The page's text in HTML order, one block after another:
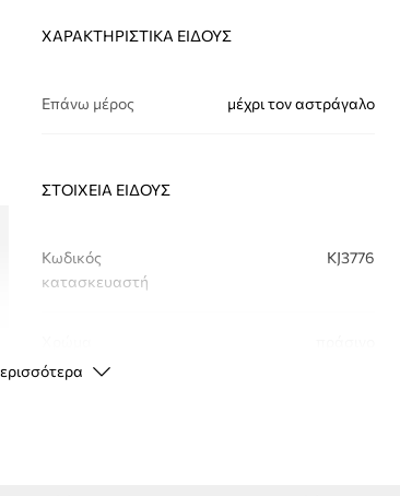
ΧΑΡΑΚΤΗΡΙΣΤΙΚΆ ΕΊΔΟΥΣ
Επάνω μέρος μέχρι τον αστράγαλο
ΣΤΟΙΧΕΊΑ ΕΊΔΟΥΣ
Κωδικός
κατασκευαστή
KJ3776